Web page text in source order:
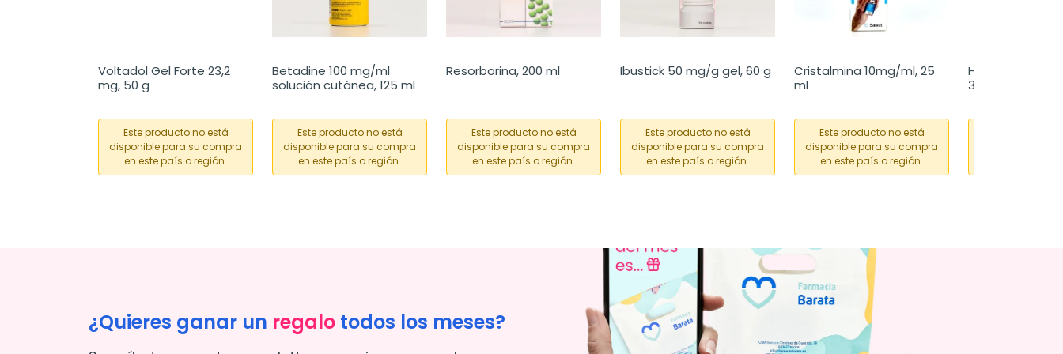
Voltadol Gel Forte 23,2
mg, 50 g
Este producto no está
disponible para su compra
en este país o región.
Betadine 100 mg/ml
solución cutánea, 125 ml
Este producto no está
disponible para su compra
en este país o región.
Resorborina, 200 ml
Este producto no está
disponible para su compra
en este país o región.
Ibustick 50 mg/g gel, 60 g
Este producto no está
disponible para su compra
en este país o región.
Cristalmina 10mg/ml, 25
ml
Este producto no está
disponible para su compra
en este país o región.
Hemoal
30 g
¿Quieres ganar un regalo todos los meses?